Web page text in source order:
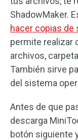
ShadowMaker.
hacer copias de
permite realizar
archivos,
También sirve
del sistema
Antes de que
descarga
botón siguiente